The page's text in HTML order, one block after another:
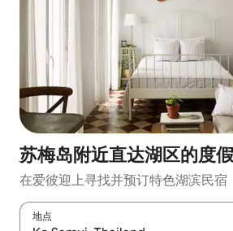
苏梅岛附近直达湖区的度
在爱彼迎上寻找并预订特色湖滨民宿
地点